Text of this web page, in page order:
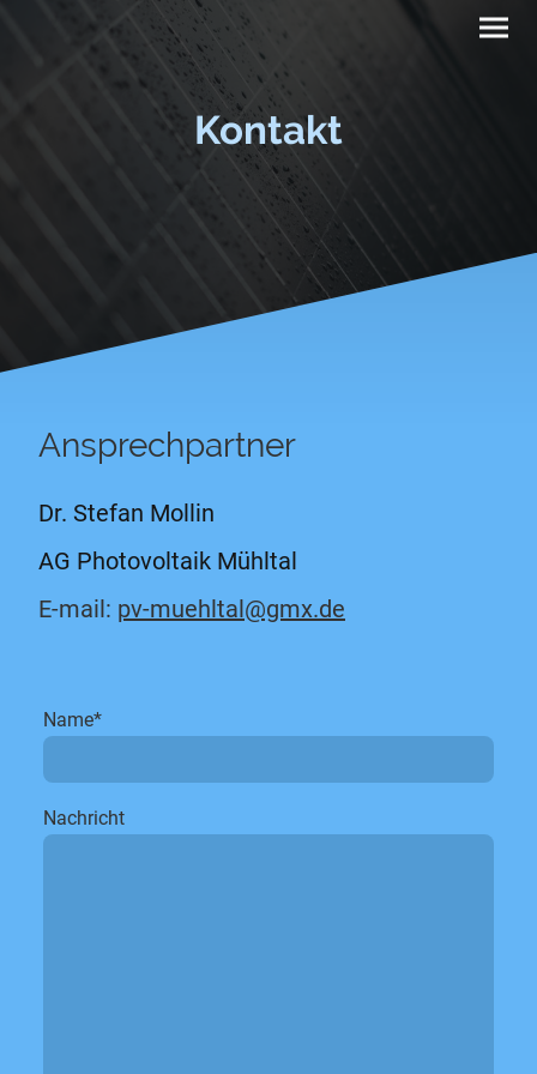
Kontakt
Ansprechpartner
Dr. Stefan Mollin
AG Photovoltaik Mühltal
E-mail: pv-muehltal@gmx.de
Name*
Nachricht